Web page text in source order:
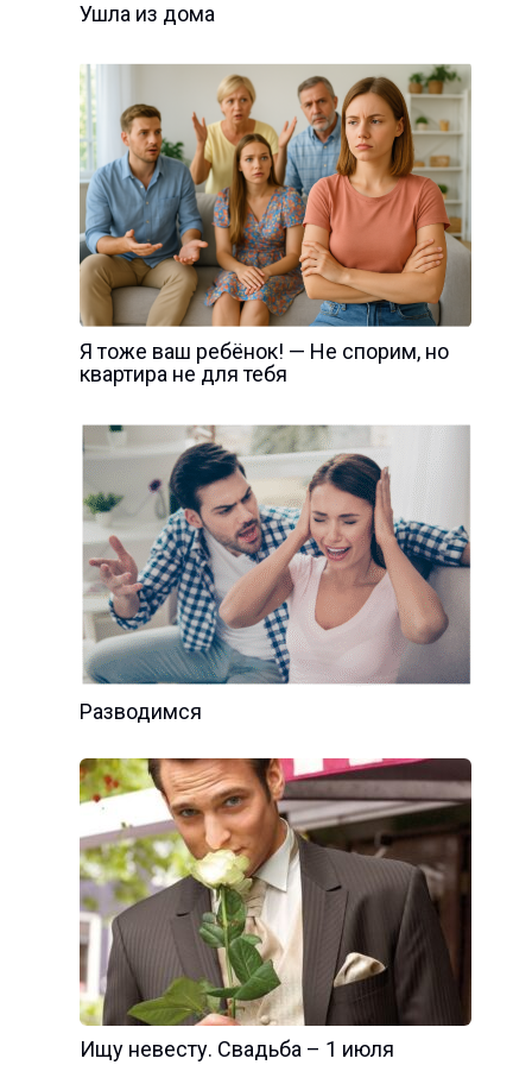
Ушла из дома
Я тоже ваш ребёнок! — Не спорим, но
квартира не для тебя
Разводимся
Ищу невесту. Свадьба – 1 июля